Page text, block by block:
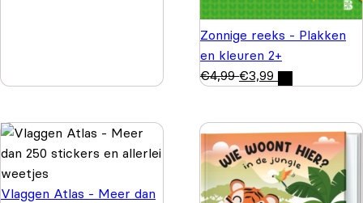
Zonnige reeks - Plakken
en kleuren 2+
€4,99 €3,99
Vlaggen Atlas - Meer dan